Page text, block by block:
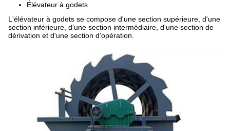
Élévateur à godets
L'élévateur à godets se compose d'une section supérieure, d'une
section inférieure, d'une section intermédiaire, d'une section de
dérivation et d'une section d'opération.